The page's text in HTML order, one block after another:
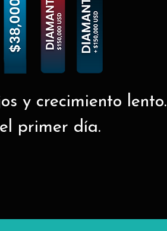
y crecimiento lento.
primer día.